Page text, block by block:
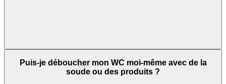
Puis-je déboucher mon WC moi-même avec de la
soude ou des produits ?